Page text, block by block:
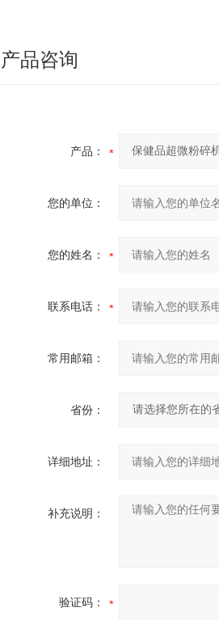
产品咨询
产品：
您的单位：
您的姓名：
联系电话：
常用邮箱：
省份：
详细地址：
补充说明：
验证码：